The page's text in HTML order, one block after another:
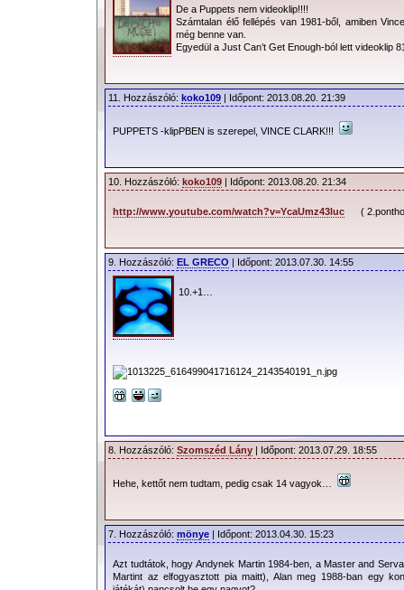
De a Puppets nem videoklip!!!!
Számtalan élő fellépés van 1981-ből, amiben
még benne van.
Egyedül a Just Can’t Get Enough-ból lett videoklip
11. Hozzászóló: koko109 | Időpont: 2013.08.20. 21:39
PUPPETS -klipPBEN is szerepel, VINCE CLARK!!!
10. Hozzászóló: koko109 | Időpont: 2013.08.20. 21:34
http://www.youtube.com/watch?v=YcaUmz43luc (
9. Hozzászóló: EL GRECO | Időpont: 2013.07.30. 14:55
10.+1…
8. Hozzászóló: Szomszéd Lány | Időpont: 2013.07.29. 18:55
Hehe, kettőt nem tudtam, pedig csak 14 vagyok…
7. Hozzászóló: mönye | Időpont: 2013.04.30. 15:23
Azt tudtátok, hogy Andynek Martin 1984-ben, a Master and
Martint az elfogyasztott pia maitt), Alan meg 1988-ban egy